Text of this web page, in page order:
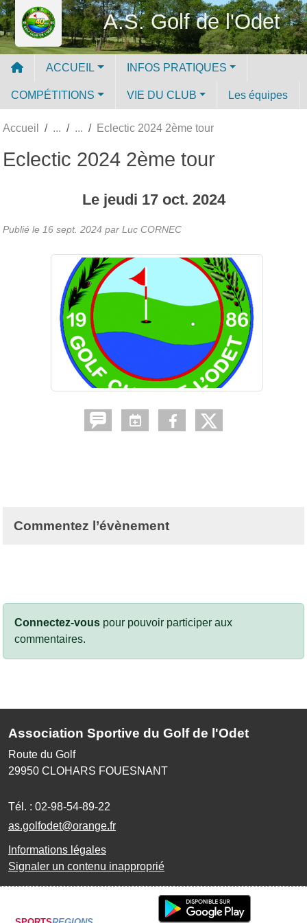
A.S. Golf de l'Odet
ACCUEIL INFOS PRATIQUES
COMPÉTITIONS VIE DU CLUB Les équipes
Accueil Eclectic 2024 2ème tour
Eclectic 2024 2ème tour
Le jeudi 17 oct. 2024
Publié le 16 sept. 2024 par Luc CORNEC
Commentez l’évènement
Connectez-vous pour pouvoir participer aux
commentaires.
Association Sportive du Golf de l'Odet
Route du Golf
29950 CLOHARS FOUESNANT
Tél. : 02-98-54-89-22
as.golfodet@orange.fr
Informations légales
Signaler un contenu inapproprié
Panneau de gestion des cookies